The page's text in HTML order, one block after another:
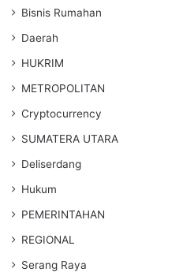
Bisnis Rumahan
Daerah
HUKRIM
METROPOLITAN
Cryptocurrency
SUMATERA UTARA
Deliserdang
Hukum
PEMERINTAHAN
REGIONAL
Serang Raya